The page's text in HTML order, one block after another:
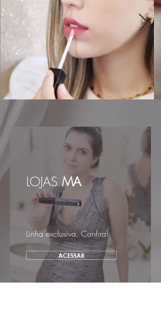
qualidade de colágeno e elastina -
Reorganizar as fibras de colágeno e
elastina - Melhora a microcirculação -
Melhora a hidratação - Aumenta a
oxigenação - Acelera a eliminação de
toxina - Reduz celulite, estrias, fibrose,
flacidez em qualquer parte do corpo -
Melhora aparência de cicatriz
LOJASMA
Linha exclusiva. Confira!
ACESSAR